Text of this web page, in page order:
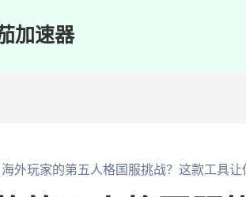
加速器
海外玩家的第五人格国服挑战？这款工具让